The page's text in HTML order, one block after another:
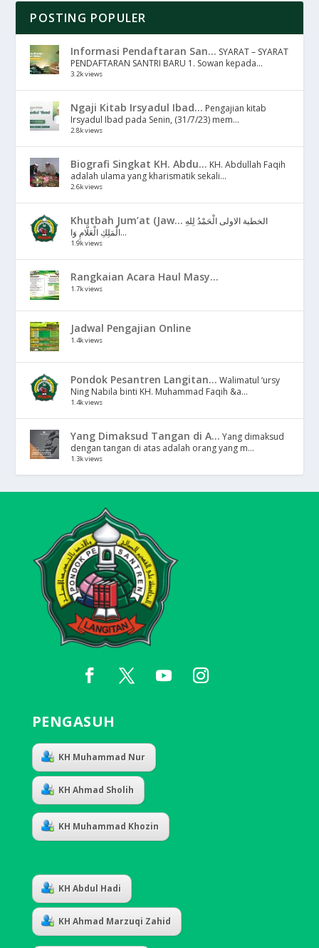
POSTING POPULER
Informasi Pendaftaran San... SYARAT – SYARAT
PENDAFTARAN SANTRI BARU 1. Sowan kepada...
3.2k views
Ngaji Kitab Irsyadul Ibad... Pengajian kitab
Irsyadul Ibad pada Senin, (31/7/23) mem...
2.8k views
Biografi Singkat KH. Abdu... KH. Abdullah Faqih
adalah ulama yang kharismatik sekali...
2.6k views
Khutbah Jum’at (Jaw... الخطبة الاولى الْحَمْدُ لِلهِ
الْمَلِكِ الْعَلَّامِ وَا...
1.9k views
Rangkaian Acara Haul Masy...
1.7k views
Jadwal Pengajian Online
1.4k views
Pondok Pesantren Langitan... Walimatul ‘ursy
Ning Nabila binti KH. Muhammad Faqih &a...
1.4k views
Yang Dimaksud Tangan di A... Yang dimaksud
dengan tangan di atas adalah orang yang m...
1.3k views
PENGASUH
KH Muhammad Nur
KH Ahmad Sholih
KH Muhammad Khozin
KH Abdul Hadi
KH Ahmad Marzuqi Zahid